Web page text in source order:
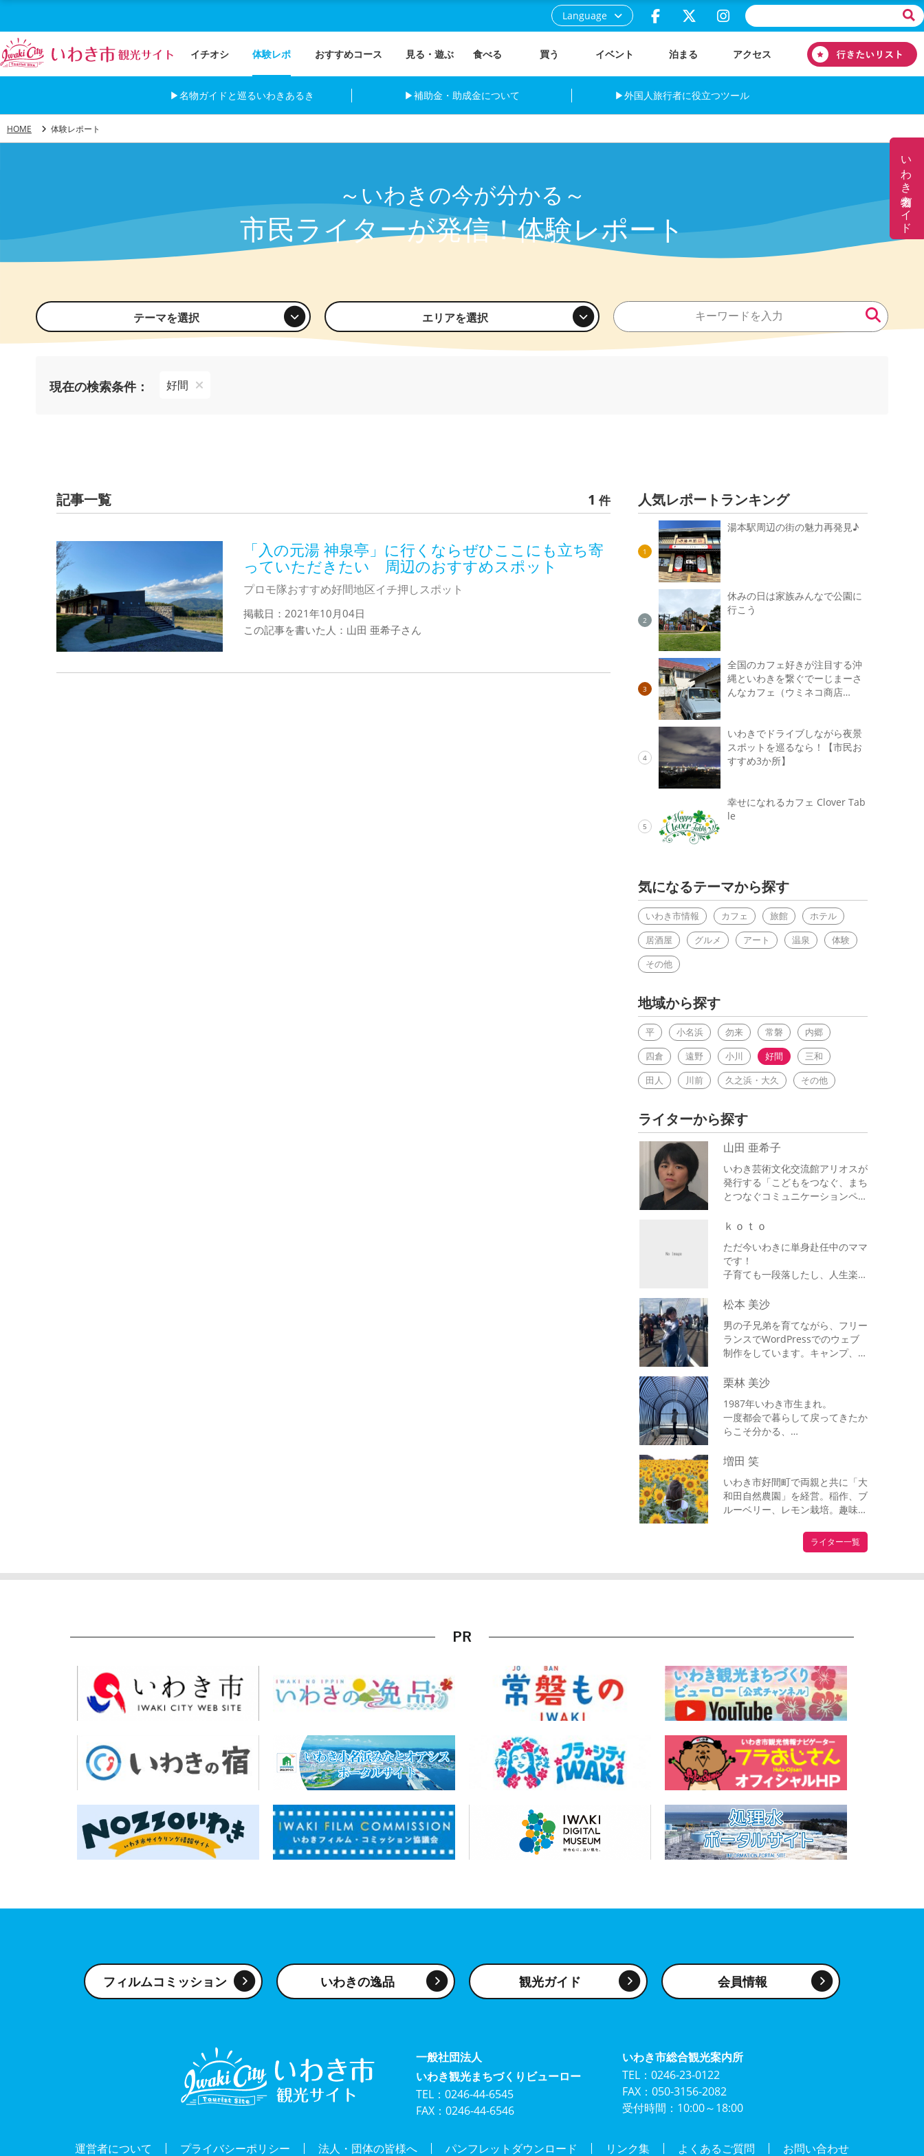
Language
イチオシ 体験レポ おすすめコース 見る・遊ぶ 食べる 買う イベント 泊まる アクセス
▶名物ガイドと巡るいわきあるき ▶補助金・助成金について ▶外国人旅行者に役立つツール
いわき名物ガイド
HOME 体験レポート
～いわきの今が分かる～
市民ライターが発信！体験レポート
テーマを選択 エリアを選択
現在の検索条件： 好間
記事一覧 1 件
「入の元湯 神泉亭」に行くならぜひここにも立ち寄
っていただきたい 周辺のおすすめスポット
プロモ隊おすすめ好間地区イチ押しスポット
掲載日：2021年10月04日
この記事を書いた人：山田 亜希子さん
人気レポートランキング
1
湯本駅周辺の街の魅力再発見♪
2
休みの日は家族みんなで公園に
行こう
3
全国のカフェ好きが注目する沖
縄といわきを繋ぐでーじまーさ
んなカフェ（ウミネコ商店…
4
いわきでドライブしながら夜景
スポットを巡るなら！【市民お
すすめ3か所】
5
幸せになれるカフェ Clover Tab
le
気になるテーマから探す
いわき市情報 カフェ 旅館
ホテル
居酒屋
グルメ アート 温泉
体験
その他
地域から探す
平 小名浜 勿来 常磐
内郷
四倉
遠野 小川 好間
三和
田人
川前 久之浜・大久 その他
ライターから探す
山田 亜希子
いわき芸術文化交流館アリオスが
発行する「こどもをつなぐ、まち
とつなぐコミュニケーションペー
ｋｏｔｏ
ただ今いわきに単身赴任中のママ
です！
子育ても一段落したし、人生楽し
ま…
松本 美沙
男の子兄弟を育てながら、フリー
ランスでWordPressでのウェブ
制作をしています。キャンプ、バ
栗林 美沙
1987年いわき市生まれ。
一度都会で暮らして戻ってきたか
らこそ分かる、
増田 笑
いわき市好間町で両親と共に「大
和田自然農園」を経営。稲作、ブ
ルーベリー、レモン栽培。趣味の
ライター一覧
フィルムコミッション いわきの逸品 観光ガイド 会員情報
一般社団法人
いわき観光まちづくりビューロー
TEL：0246-44-6545
FAX：0246-44-6546
いわき市総合観光案内所
TEL：0246-23-0122
FAX：050-3156-2082
受付時間：10:00～18:00
運営者について プライバシーポリシー 法人・団体の皆様へ パンフレットダウンロード リンク集 よくあるご質問 お問い合わせ